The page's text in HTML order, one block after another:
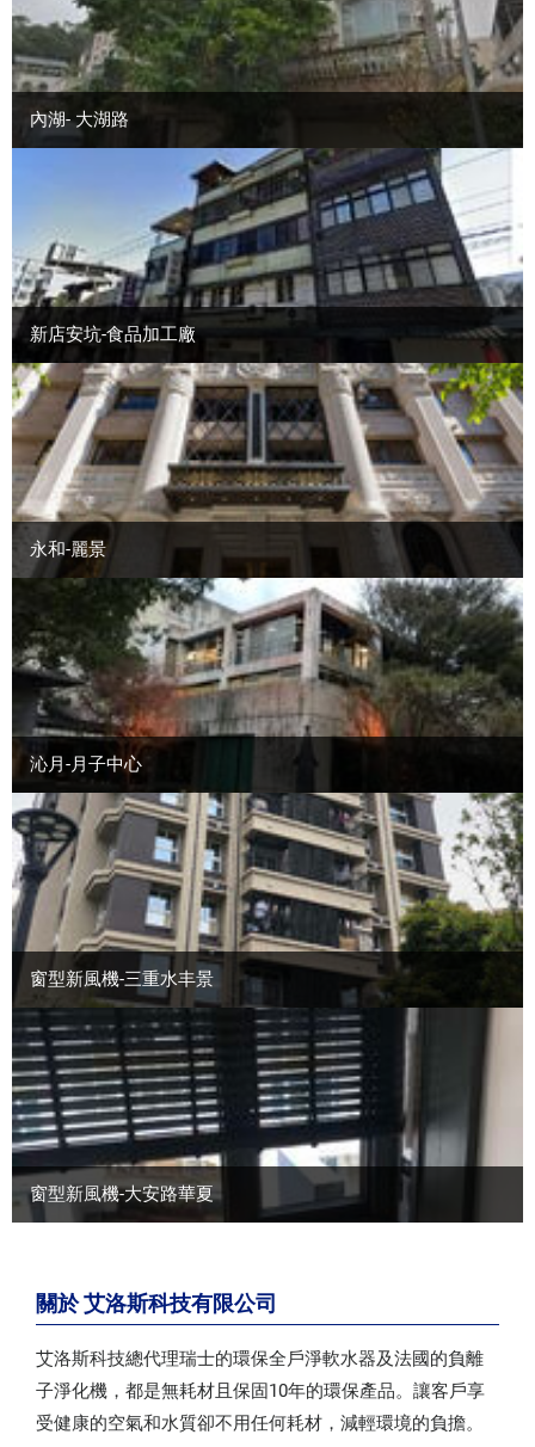
內湖- 大湖路
新店安坑-食品加工廠
永和-麗景
沁月-月子中心
窗型新風機-三重水丰景
窗型新風機-大安路華夏
關於 艾洛斯科技有限公司
艾洛斯科技總代理瑞士的環保全戶淨軟水器及法國的負離
子淨化機，都是無耗材且保固10年的環保產品。讓客戶享
受健康的空氣和水質卻不用任何耗材，減輕環境的負擔。